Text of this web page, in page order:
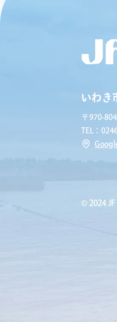
いわき
〒970-
TEL：
© 2024